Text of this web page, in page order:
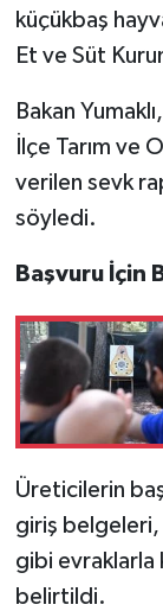
küçükbaş
Et ve Süt
Bakan
İlçe Tarım ve
verilen sevk
söyledi.
Başvuru İçin
Üreticilerin
giriş belgeleri,
gibi evraklarla
belirtildi.